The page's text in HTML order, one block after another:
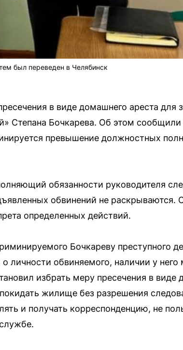
был переведен в Челябинск
в виде домашнего ареста для
Степана Бочкарева. Об этом
превышение должностных
обязанности руководителя
обвинений не раскрываются.
определенных действий.
Бочкареву преступного
личности обвиняемого, наличии у него
избрать меру пресечения в виде
жилище без разрешения
и получать корреспонденцию, не